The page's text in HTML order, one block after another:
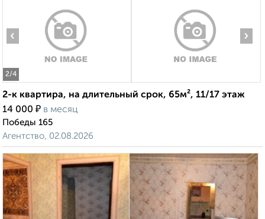
2/4
‹ ›
2-к квартира, на длительный срок, 65м², 11/17 этаж
14 000 ₽ в месяц
Победы 165
Агентство, 02.08.2026